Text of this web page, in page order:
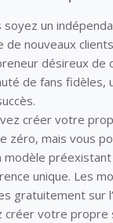
soyez un
de nouveaux
désireux de
de fans fidèles,
créer votre
zéro, mais vous
modèle
unique. Les
gratuitement sur
créer votre propre